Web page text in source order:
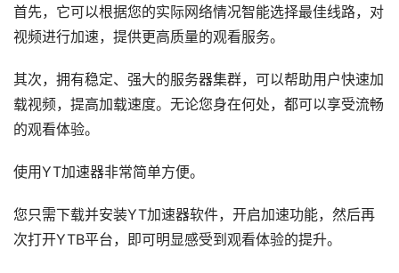
首先，它可以根据您的实际网络情况智能选择最佳线路，对
视频进行加速，提供更高质量的观看服务。
其次，拥有稳定、强大的服务器集群，可以帮助用户快速加
载视频，提高加载速度。无论您身在何处，都可以享受流畅
的观看体验。
使用YT加速器非常简单方便。
您只需下载并安装YT加速器软件，开启加速功能，然后再
次打开YTB平台，即可明显感受到观看体验的提升。